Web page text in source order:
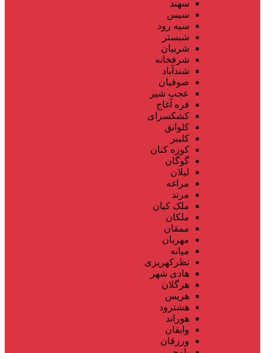
سهند
سیس
سیه رود
شبستر
شربیان
شرفخانه
شندآباد
صوفیان
عجب شیر
قره آغاج
کشکسرای
کلوانق
کلیبر
کوزه کنان
گوگان
لیلان
مراغه
مرند
ملک کیان
ملکان
ممقان
مهربان
میانه
نظرکهریزی
هادی شهر
هرگلان
هریس
هشترود
هوراند
وایقان
ورزقان